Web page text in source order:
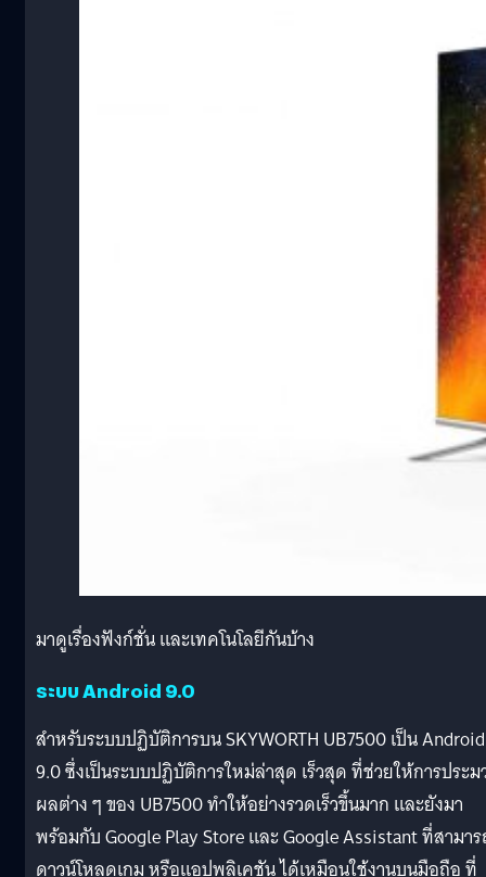
มาดูเรื่องฟังก์ชั่น และเทคโนโลยีกันบ้าง
ระบบ Android 9.0
สำหรับระบบปฏิบัติการบน SKYWORTH UB7500 เป็น Android
9.0 ซึ่งเป็นระบบปฏิบัติการใหม่ล่าสุด เร็วสุด ที่ช่วยให้การประ
ผลต่าง ๆ ของ UB7500 ทำให้อย่างรวดเร็วขึ้นมาก และยังมา
พร้อมกับ Google Play Store และ Google Assistant ที่สามา
ดาวน์โหลดเกม หรือแอปพลิเคชัน ได้เหมือนใช้งานบนมือถือ ที่